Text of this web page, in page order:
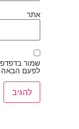
אתר
שמור
לפעם הבאה